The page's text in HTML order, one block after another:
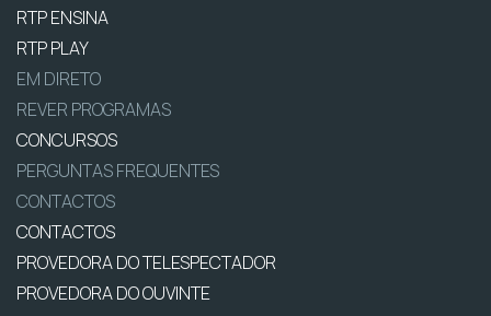
RTP ENSINA
RTP PLAY
EM DIRETO
REVER PROGRAMAS
CONCURSOS
PERGUNTAS FREQUENTES
CONTACTOS
CONTACTOS
PROVEDORA DO TELESPECTADOR
PROVEDORA DO OUVINTE